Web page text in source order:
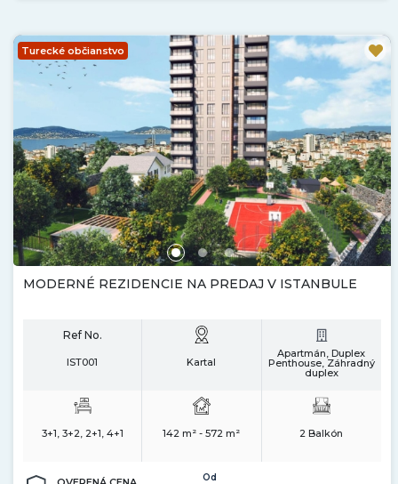
Turecké občianstvo
MODERNÉ REZIDENCIE NA PREDAJ V ISTANBULE
Ref No.
IST001 Kartal
Apartmán, Duplex
Penthouse, Záhradný
duplex
3+1, 3+2, 2+1, 4+1 142 m² - 572 m² 2 Balkón
Od